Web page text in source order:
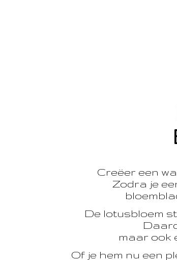
Creëer een
Zodra je
De lotusbloem
maar ook
Of je hem nu een